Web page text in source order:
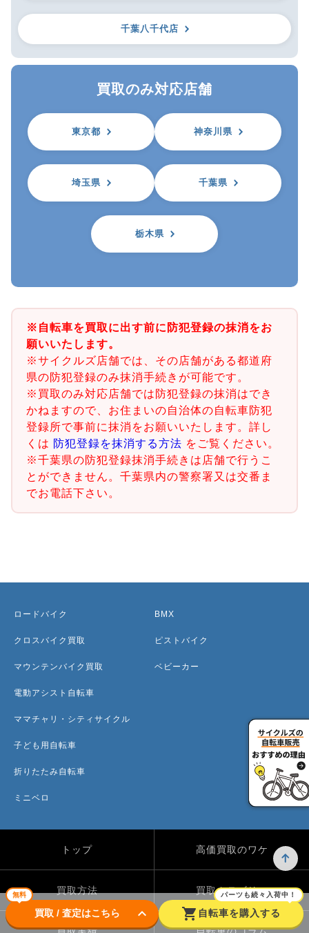
千葉八千代店
買取のみ対応店舗
東京都 神奈川県
埼玉県 千葉県
栃木県
※自転車を買取に出す前に防犯登録の抹消をお
願いいたします。
※サイクルズ店舗では、その店舗がある都道府
県の防犯登録のみ抹消手続きが可能です。
※買取のみ対応店舗では防犯登録の抹消はでき
かねますので、お住まいの自治体の自転車防犯
登録所で事前に抹消をお願いいたします。詳し
くは 防犯登録を抹消する方法 をご覧ください。
※千葉県の防犯登録抹消手続きは店舗で行うこ
とができません。千葉県内の警察署又は交番ま
でお電話下さい。
無料
買取 / 査定はこちら keyboard_arrow_down shopping_cart
パーツも続々入荷中！
自転車を購入する
ロードバイク
クロスバイク買取
マウンテンバイク買取
電動アシスト自転車
ママチャリ・シティサイクル
子ども用自転車
折りたたみ自転車
ミニベロ
BMX
ピストバイク
ベビーカー
トップ 高価買取のワケ
買取方法 買取カテゴリー
買取実績 自転車のコラム